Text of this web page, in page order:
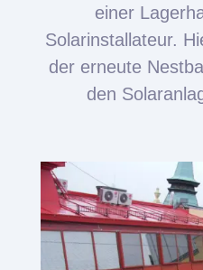
einer
Solarinstallateur.
der erneute
den